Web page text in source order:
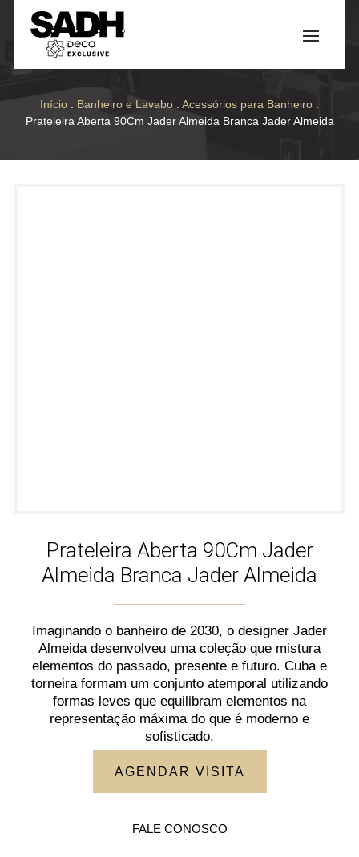
Início Banheiro e Lavabo Acessórios para Banheiro
Prateleira Aberta 90Cm Jader Almeida Branca Jader Almeida
Prateleira Aberta 90Cm Jader
Almeida Branca Jader Almeida
Imaginando o banheiro de 2030, o designer Jader
Almeida desenvolveu uma coleção que mistura
elementos do passado, presente e futuro. Cuba e
torneira formam um conjunto atemporal utilizando
formas leves que equilibram elementos na
representação máxima do que é moderno e
sofisticado.
AGENDAR VISITA
FALE CONOSCO